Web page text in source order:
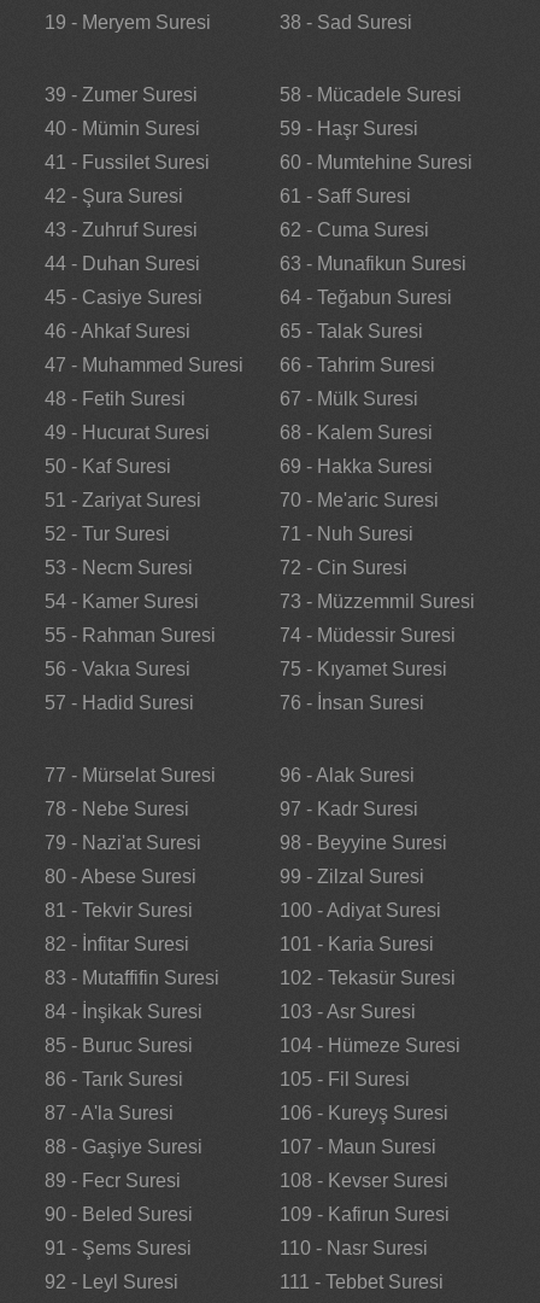
19 - Meryem Suresi
38 - Sad Suresi
39 - Zumer Suresi
40 - Mümin Suresi
41 - Fussilet Suresi
42 - Şura Suresi
43 - Zuhruf Suresi
44 - Duhan Suresi
45 - Casiye Suresi
46 - Ahkaf Suresi
47 - Muhammed Suresi
48 - Fetih Suresi
49 - Hucurat Suresi
50 - Kaf Suresi
51 - Zariyat Suresi
52 - Tur Suresi
53 - Necm Suresi
54 - Kamer Suresi
55 - Rahman Suresi
56 - Vakıa Suresi
57 - Hadid Suresi
58 - Mücadele Suresi
59 - Haşr Suresi
60 - Mumtehine Suresi
61 - Saff Suresi
62 - Cuma Suresi
63 - Munafikun Suresi
64 - Teğabun Suresi
65 - Talak Suresi
66 - Tahrim Suresi
67 - Mülk Suresi
68 - Kalem Suresi
69 - Hakka Suresi
70 - Me'aric Suresi
71 - Nuh Suresi
72 - Cin Suresi
73 - Müzzemmil Suresi
74 - Müdessir Suresi
75 - Kıyamet Suresi
76 - İnsan Suresi
77 - Mürselat Suresi
78 - Nebe Suresi
79 - Nazi'at Suresi
80 - Abese Suresi
81 - Tekvir Suresi
82 - İnfitar Suresi
83 - Mutaffifin Suresi
84 - İnşikak Suresi
85 - Buruc Suresi
86 - Tarık Suresi
87 - A'la Suresi
88 - Gaşiye Suresi
89 - Fecr Suresi
90 - Beled Suresi
91 - Şems Suresi
92 - Leyl Suresi
96 - Alak Suresi
97 - Kadr Suresi
98 - Beyyine Suresi
99 - Zilzal Suresi
100 - Adiyat Suresi
101 - Karia Suresi
102 - Tekasür Suresi
103 - Asr Suresi
104 - Hümeze Suresi
105 - Fil Suresi
106 - Kureyş Suresi
107 - Maun Suresi
108 - Kevser Suresi
109 - Kafirun Suresi
110 - Nasr Suresi
111 - Tebbet Suresi